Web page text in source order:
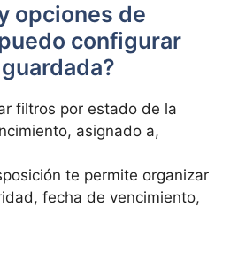
opciones de
configurar
filtros por estado de la
asignado a,
te permite organizar
fecha de vencimiento,